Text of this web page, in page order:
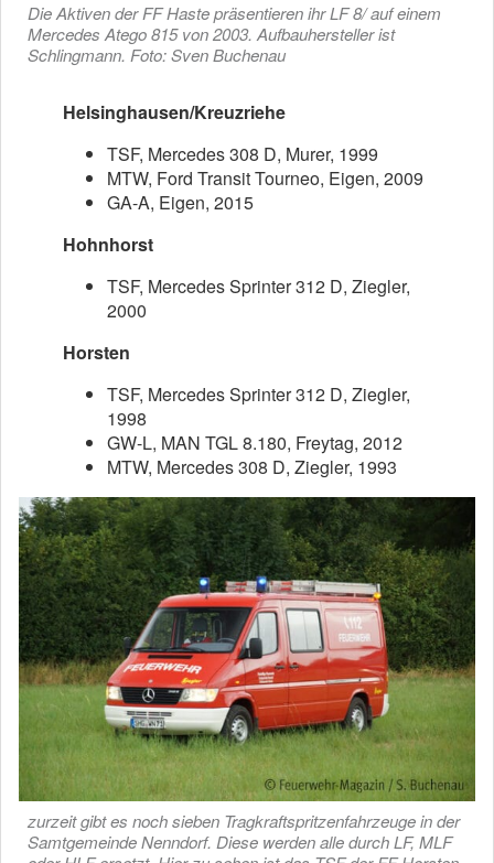
Die Aktiven der FF Haste präsentieren ihr LF 8/ auf einem
Mercedes Atego 815 von 2003. Aufbauhersteller ist
Schlingmann. Foto: Sven Buchenau
Helsinghausen/Kreuzriehe
TSF, Mercedes 308 D, Murer, 1999
MTW, Ford Transit Tourneo, Eigen, 2009
GA-A, Eigen, 2015
Hohnhorst
TSF, Mercedes Sprinter 312 D, Ziegler,
2000
Horsten
TSF, Mercedes Sprinter 312 D, Ziegler,
1998
GW-L, MAN TGL 8.180, Freytag, 2012
MTW, Mercedes 308 D, Ziegler, 1993
zurzeit gibt es noch sieben Tragkraftspritzenfahrzeuge in der
Samtgemeinde Nenndorf. Diese werden alle durch LF, MLF